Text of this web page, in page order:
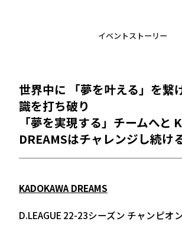
イベントストーリー
世界中に 「夢を叶える」を繋
識を打ち破り
「夢を実現する」チームへと
DREAMSはチャレンジし続け
KADOKAWA DREAMS
D.LEAGUE 22-23シーズン チャンピオ